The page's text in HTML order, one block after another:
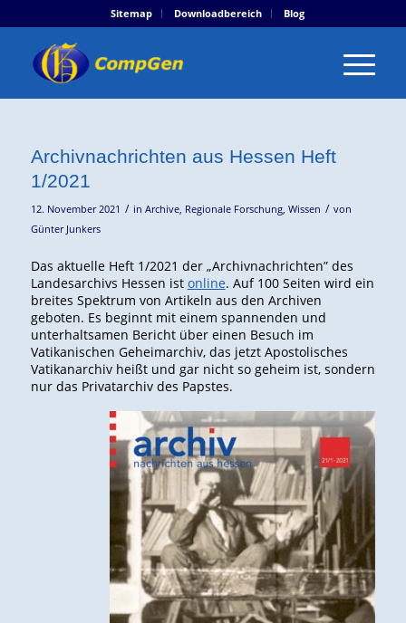
Sitemap Downloadbereich Blog
Archivnachrichten aus Hessen Heft
1/2021
12. November 2021 / in Archive, Regionale Forschung, Wissen / von
Günter Junkers
Das aktuelle Heft 1/2021 der „Archivnachrichten” des
Landesarchivs Hessen ist online. Auf 100 Seiten wird ein
breites Spektrum von Artikeln aus den Archiven
geboten. Es beginnt mit einem spannenden und
unterhaltsamen Bericht über einen Besuch im
Vatikanischen Geheimarchiv, das jetzt Apostolisches
Vatikanarchiv heißt und gar nicht so geheim ist, sondern
nur das Privatarchiv des Papstes.